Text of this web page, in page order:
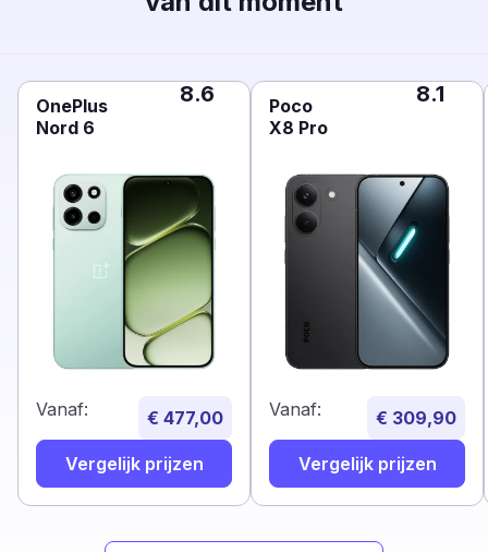
OnePlus
Nord 6
8.6
Vanaf: € 477,00
Vergelijk prijzen
Poco
X8 Pro
8.1
Vanaf: € 309,90
Vergelijk prijzen